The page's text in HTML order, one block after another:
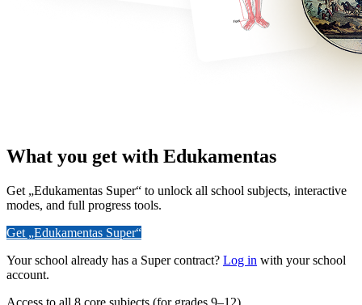
What you get with Edukamentas
Get „Edukamentas Super“ to unlock all school subjects, interactive
modes, and full progress tools.
Get „Edukamentas Super“
Your school already has a Super contract? Log in with your school
account.